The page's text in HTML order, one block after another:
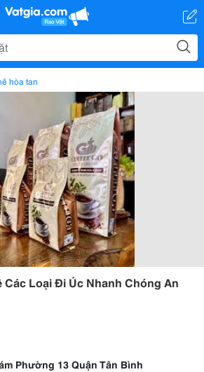
hòa tan
Các Loại Đi Úc Nhanh Chóng An
Phường 13 Quận Tân Bình